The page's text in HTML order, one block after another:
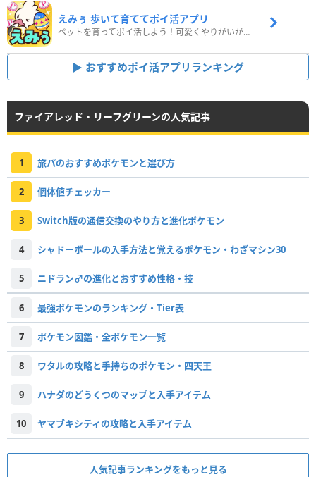
えみぅ 歩いて育ててポイ活アプリ
ペットを育ってポイ活しよう！可愛くやりがいがある新感覚アプリ
おすすめポイ活アプリランキング
ファイアレッド・リーフグリーンの人気記事
1 旅パのおすすめポケモンと選び方
2 個体値チェッカー
3 Switch版の通信交換のやり方と進化ポケモン
4 シャドーボールの入手方法と覚えるポケモン・わざマシン30
5 ニドラン♂の進化とおすすめ性格・技
6 最強ポケモンのランキング・Tier表
7 ポケモン図鑑・全ポケモン一覧
8 ワタルの攻略と手持ちのポケモン・四天王
9 ハナダのどうくつのマップと入手アイテム
10 ヤマブキシティの攻略と入手アイテム
人気記事ランキングをもっと見る